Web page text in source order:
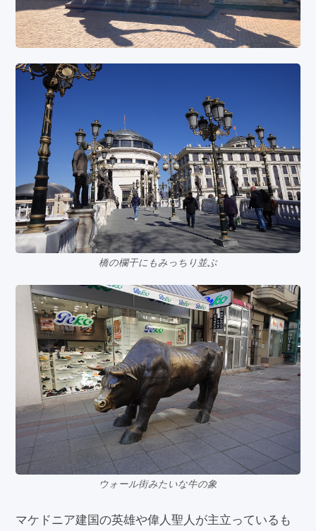
橋の欄干にもみっちり並ぶ
ウォール街みたいな牛の象
マケドニア建国の英雄や偉人聖人が主立っているも